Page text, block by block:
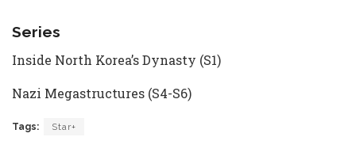
Series
Inside North Korea’s Dynasty (S1)
Nazi Megastructures (S4-S6)
Tags: Star+